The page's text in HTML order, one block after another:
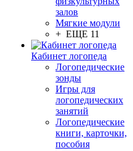
залов
Мягкие модули
+ ЕЩЕ 11
Кабинет логопеда
Логопедические
зонды
Игры для
логопедических
занятий
Логопедические
книги, карточки,
пособия